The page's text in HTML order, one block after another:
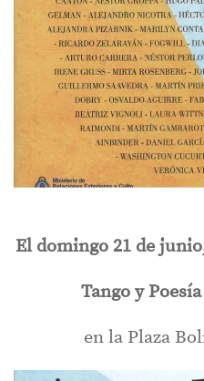
El domingo 21 de
Tango y
en la Plaza